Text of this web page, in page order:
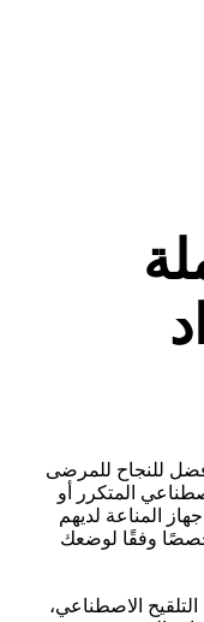
للنجاح للمرضى
المتكرر أو
المناعة لديهم
وفقًا لوضعك
الاصطناعي،